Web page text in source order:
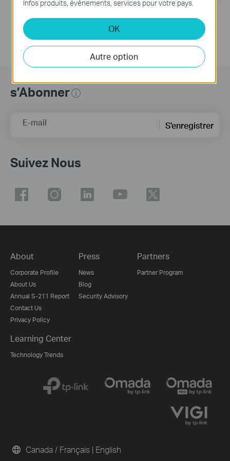
For T1600G-52TS_v1_20151031 and subsequent versions
s’Abonner
E-mail S'enregistrer
Suivez Nous
About
Corporate Profile
About Us
Annual S-211 Report
Contact Us
Privacy Policy
Press
News
Blog
Security Advisory
Partners
Partner Program
Learning Center
Technology Trends
Canada / Français | English
Infos produits, événements, services pour votre pays.
OK
Autre option